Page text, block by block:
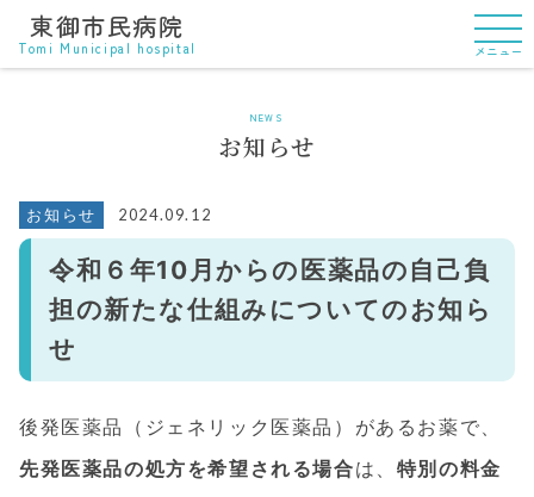
東御市民病院
Tomi Municipal hospital メニュー
NEWS
お知らせ
お知らせ 2024.09.12
令和６年10月からの医薬品の自己負
担の新たな仕組みについてのお知ら
せ
後発医薬品（ジェネリック医薬品）があるお薬で、
先発医薬品の処方を希望される場合は、 特別の料金